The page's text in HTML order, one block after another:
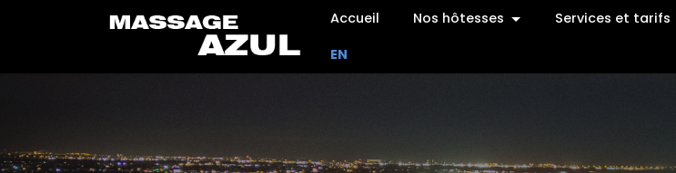
Accueil Nos hôtesses Services et tarifs
EN